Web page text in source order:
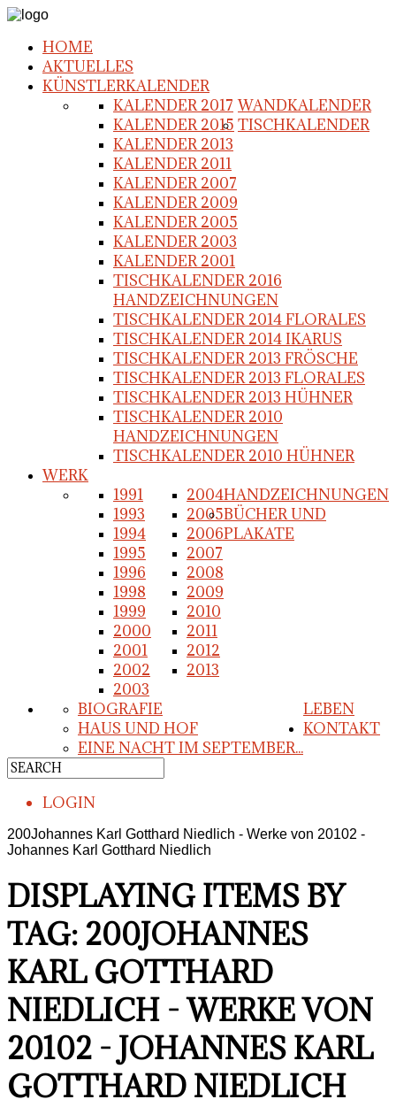
HOME
AKTUELLES
KÜNSTLERKALENDER
WANDKALENDER
KALENDER 2017
KALENDER 2015
KALENDER 2013
KALENDER 2011
KALENDER 2007
KALENDER 2009
KALENDER 2005
KALENDER 2003
KALENDER 2001
TISCHKALENDER
TISCHKALENDER 2016
HANDZEICHNUNGEN
TISCHKALENDER 2014 FLORALES
TISCHKALENDER 2014 IKARUS
TISCHKALENDER 2013 FRÖSCHE
TISCHKALENDER 2013 FLORALES
TISCHKALENDER 2013 HÜHNER
TISCHKALENDER 2010
HANDZEICHNUNGEN
TISCHKALENDER 2010 HÜHNER
WERK
HANDZEICHNUNGEN
1991
1993
1994
1995
1996
1998
1999
2000
2001
2002
2003
2004
2005
2006
2007
2008
2009
2010
2011
2012
2013
BÜCHER UND
PLAKATE
LEBEN
BIOGRAFIE
HAUS UND HOF
EINE NACHT IM SEPTEMBER...
KONTAKT
LOGIN
200Johannes Karl Gotthard Niedlich - Werke von 20102 -
Johannes Karl Gotthard Niedlich
DISPLAYING ITEMS BY
TAG: 200JOHANNES
KARL GOTTHARD
NIEDLICH - WERKE VON
20102 - JOHANNES KARL
GOTTHARD NIEDLICH